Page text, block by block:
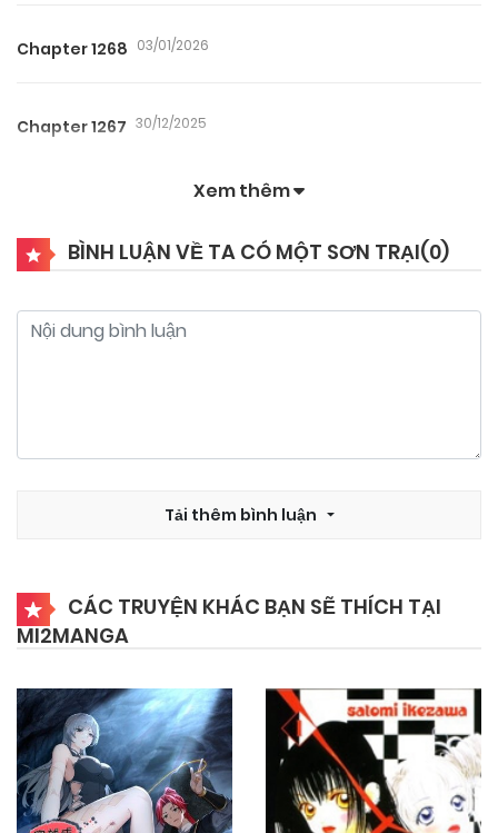
Chapter 1268 03/01/2026
Chapter 1267 30/12/2025
28/12/2025
21/12/2025
Chapter 1261
Chapter 1259 20/12/2025
Chapter 1258 16/12/2025
Xem thêm
BÌNH LUẬN VỀ TA CÓ MỘT SƠN TRẠI(0)
Tải thêm bình luận
CÁC TRUYỆN KHÁC BẠN SẼ THÍCH TẠI
MI2MANGA